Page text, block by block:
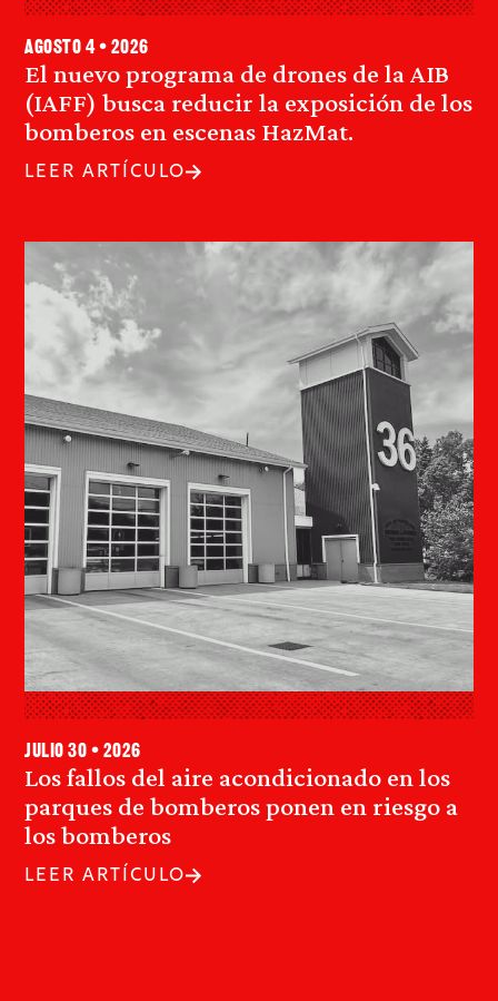
El nuevo programa de drones de la AIB
(IAFF) busca reducir la exposición de los
bomberos en escenas HazMat.
agosto 4 • 2026
LEER ARTÍCULO
Los fallos del aire acondicionado en los
parques de bomberos ponen en riesgo a
los bomberos
julio 30 • 2026
LEER ARTÍCULO